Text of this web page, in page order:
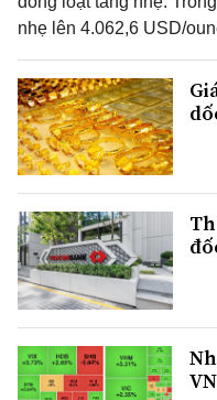
nhẹ lên 4.062,6 USD/